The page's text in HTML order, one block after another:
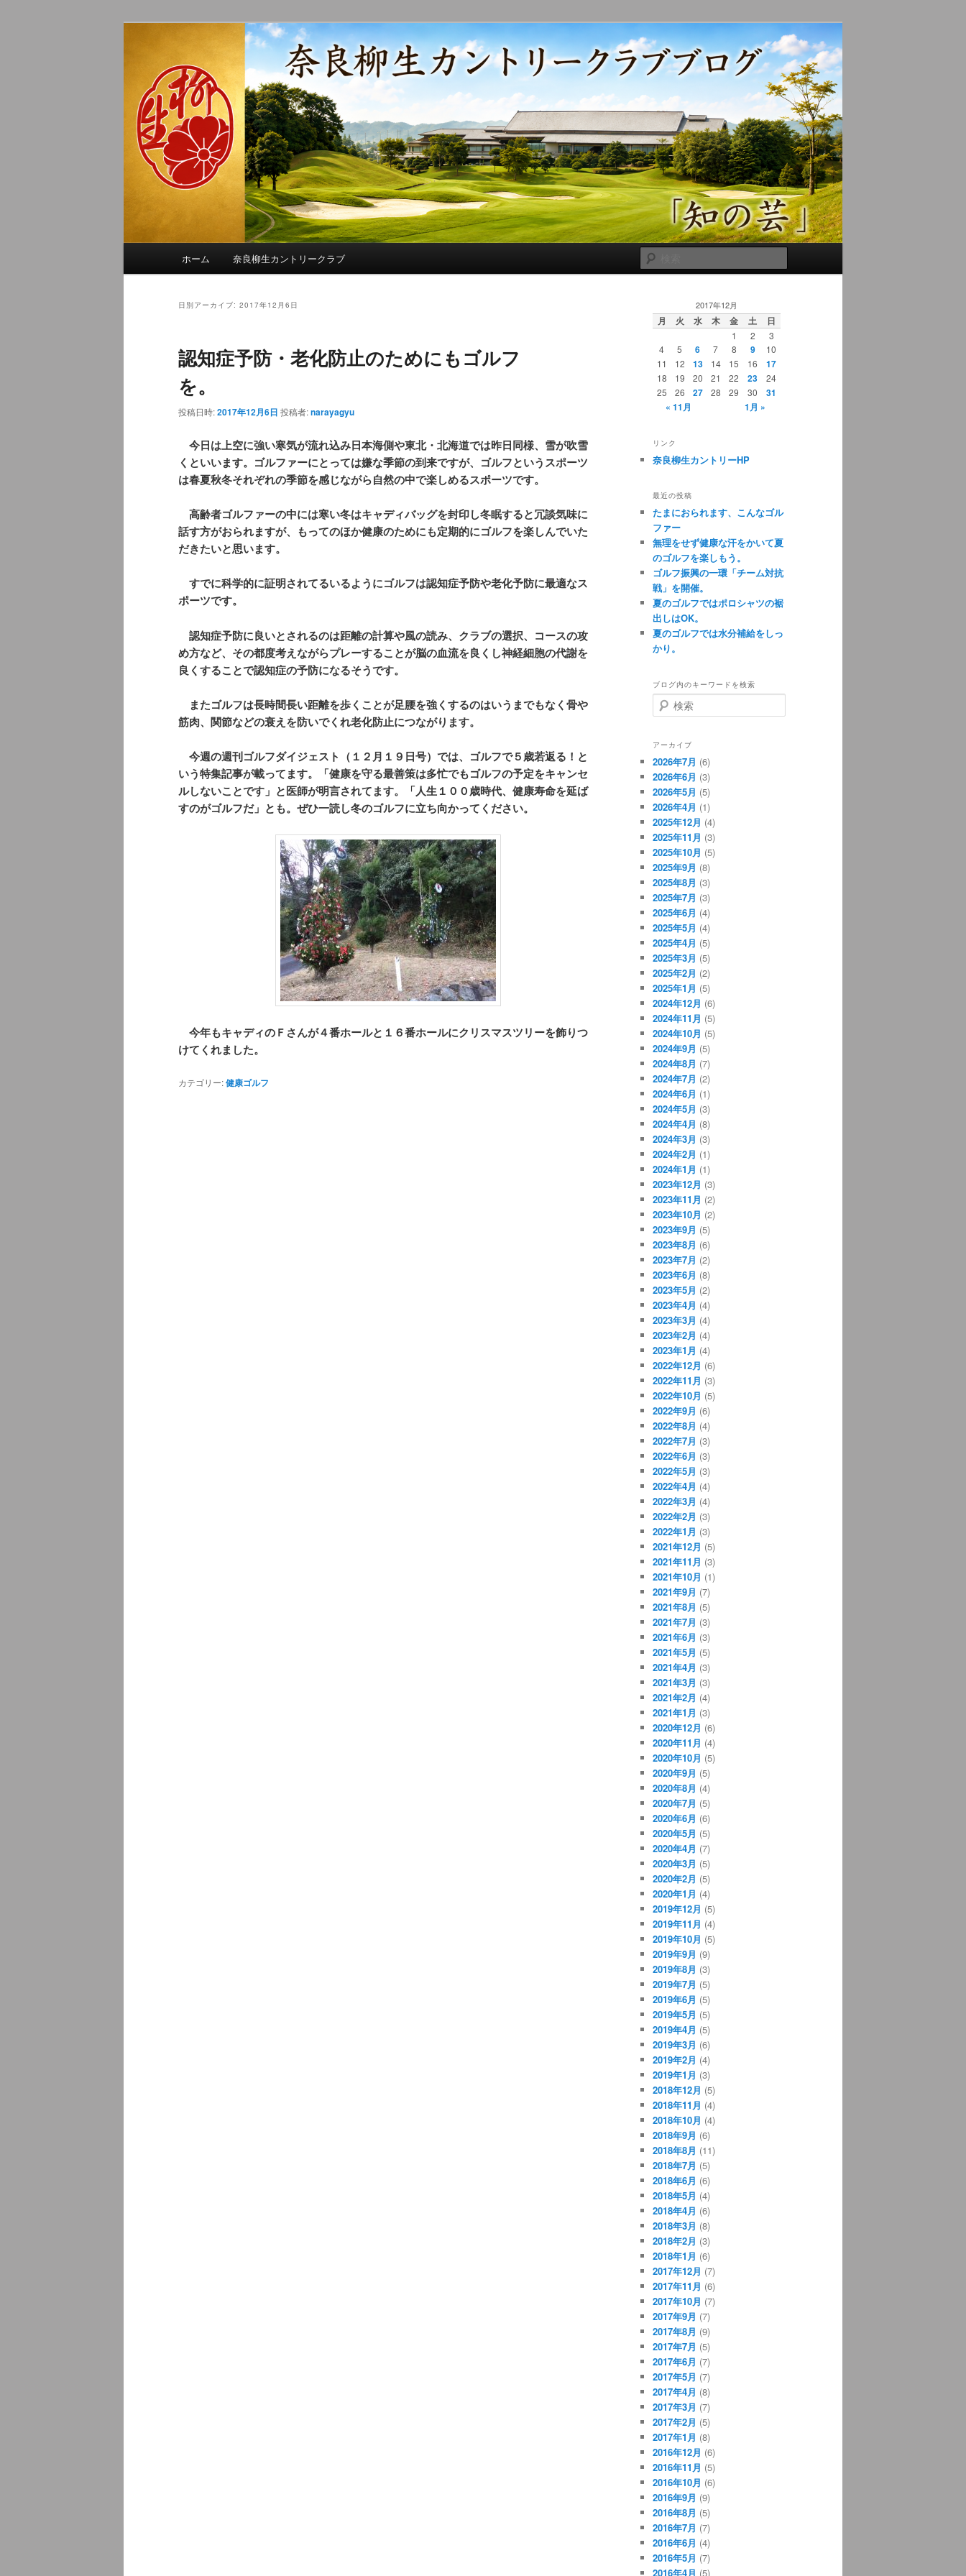
奈良柳生カントリークラブ総支配人ブログ
季節の話題、クラブの出来事、コースの改修・更新作業、ゴルフに関する随筆、喜怒哀楽などを気まぐ
れに発信します。
索
ホーム 奈良柳生カントリークラブ
日別アーカイブ: 2017年12月6日
認知症予防・老化防止のためにもゴルフ
を。
投稿日時:2017年12月6日 投稿者:narayagyu
今日は上空に強い寒気が流れ込み日本海側や東北・北海道では昨日同様、雪が吹雪
くといいます。ゴルファーにとっては嫌な季節の到来ですが、ゴルフというスポーツ
は春夏秋冬それぞれの季節を感じながら自然の中で楽しめるスポーツです。
高齢者ゴルファーの中には寒い冬はキャディバッグを封印し冬眠すると冗談気味に
話す方がおられますが、もってのほか健康のためにも定期的にゴルフを楽しんでいた
だきたいと思います。
すでに科学的に証明されてるいるようにゴルフは認知症予防や老化予防に最適なス
ポーツです。
認知症予防に良いとされるのは距離の計算や風の読み、クラブの選択、コースの攻
め方など、その都度考えながらプレーすることが脳の血流を良くし神経細胞の代謝を
良くすることで認知症の予防になるそうです。
またゴルフは長時間長い距離を歩くことが足腰を強くするのはいうまでもなく骨や
筋肉、関節などの衰えを防いでくれ老化防止につながります。
今週の週刊ゴルフダイジェスト（１２月１９日号）では、ゴルフで５歳若返る！と
いう特集記事が載ってます。「健康を守る最善策は多忙でもゴルフの予定をキャンセ
ルしないことです」と医師が明言されてます。「人生１００歳時代、健康寿命を延ば
すのがゴルフだ」とも。ぜひ一読し冬のゴルフに立ち向かってください。
今年もキャディのＦさんが４番ホールと１６番ホールにクリスマスツリーを飾りつ
けてくれました。
カテゴリー:健康ゴルフ
2017年12月
月 火 水 木 金 土 日
1 2
3
4
5 6 7 8 9
10
11
12 13 14 15 16 17
18 19 20 21 22 23
24
25
26 27 28 29 30
31
« 11月
1月 »
リンク
奈良柳生カントリーHP
最近の投稿
たまにおられます、こんなゴル
ファー
無理をせず健康な汗をかいて夏
のゴルフを楽しもう。
ゴルフ振興の一環「チーム対抗
戦」を開催。
夏のゴルフではポロシャツの裾
出しはOK。
夏のゴルフでは水分補給をしっ
かり。
ブログ内のキーワードを検索
検
索
アーカイブ
2026年7月 (6)
2026年6月 (3)
2026年5月 (5)
2026年4月 (1)
2025年12月 (4)
2025年11月 (3)
2025年10月 (5)
2025年9月 (8)
2025年8月 (3)
2025年7月 (3)
2025年6月 (4)
2025年5月 (4)
2025年4月 (5)
2025年3月 (5)
2025年2月 (2)
2025年1月 (5)
2024年12月 (6)
2024年11月 (5)
2024年10月 (5)
2024年9月 (5)
2024年8月 (7)
2024年7月 (2)
2024年6月 (1)
2024年5月 (3)
2024年4月 (8)
2024年3月 (3)
2024年2月 (1)
2024年1月 (1)
2023年12月 (3)
2023年11月 (2)
2023年10月 (2)
2023年9月 (5)
2023年8月 (6)
2023年7月 (2)
2023年6月 (8)
2023年5月 (2)
2023年4月 (4)
2023年3月 (4)
2023年2月 (4)
2023年1月 (4)
2022年12月 (6)
2022年11月 (3)
2022年10月 (5)
2022年9月 (6)
2022年8月 (4)
2022年7月 (3)
2022年6月 (3)
2022年5月 (3)
2022年4月 (4)
2022年3月 (4)
2022年2月 (3)
2022年1月 (3)
2021年12月 (5)
2021年11月 (3)
2021年10月 (1)
2021年9月 (7)
2021年8月 (5)
2021年7月 (3)
2021年6月 (3)
2021年5月 (5)
2021年4月 (3)
2021年3月 (3)
2021年2月 (4)
2021年1月 (3)
2020年12月 (6)
2020年11月 (4)
2020年10月 (5)
2020年9月 (5)
2020年8月 (4)
2020年7月 (5)
2020年6月 (6)
2020年5月 (5)
2020年4月 (7)
2020年3月 (5)
2020年2月 (5)
2020年1月 (4)
2019年12月 (5)
2019年11月 (4)
2019年10月 (5)
2019年9月 (9)
2019年8月 (3)
2019年7月 (5)
2019年6月 (5)
2019年5月 (5)
2019年4月 (5)
2019年3月 (6)
2019年2月 (4)
2019年1月 (3)
2018年12月 (5)
2018年11月 (4)
2018年10月 (4)
2018年9月 (6)
2018年8月 (11)
2018年7月 (5)
2018年6月 (6)
2018年5月 (4)
2018年4月 (6)
2018年3月 (8)
2018年2月 (3)
2018年1月 (6)
2017年12月 (7)
2017年11月 (6)
2017年10月 (7)
2017年9月 (7)
2017年8月 (9)
2017年7月 (5)
2017年6月 (7)
2017年5月 (7)
2017年4月 (8)
2017年3月 (7)
2017年2月 (5)
2017年1月 (8)
2016年12月 (6)
2016年11月 (5)
2016年10月 (6)
2016年9月 (9)
2016年8月 (5)
2016年7月 (7)
2016年6月 (4)
2016年5月 (7)
2016年4月 (5)